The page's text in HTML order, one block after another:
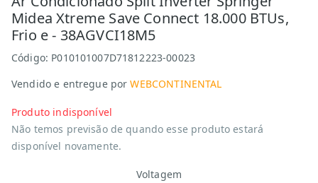
Midea Xtreme Save Connect 18.000 BTUs,
Frio e - 38AGVCI18M5
Código: P010101007D71812223-00023
Vendido e entregue por WEBCONTINENTAL
Produto indisponível
Não temos previsão de quando esse produto estará
disponível novamente.
Voltagem